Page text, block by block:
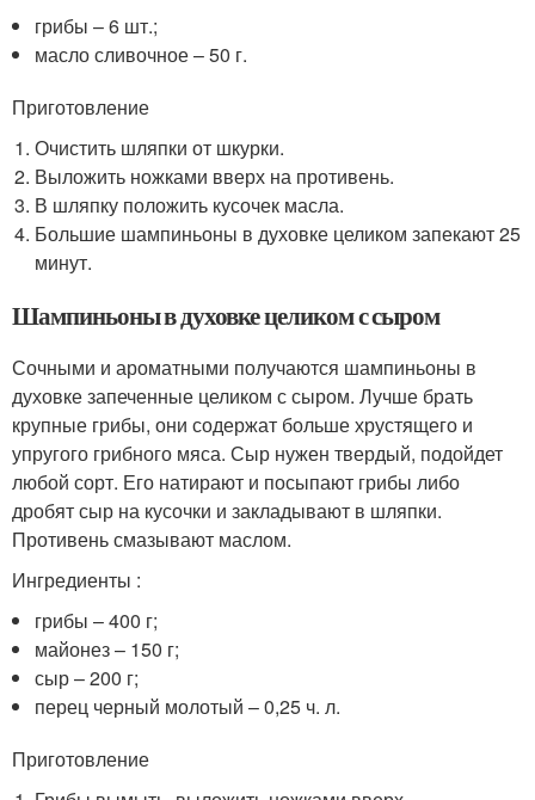
грибы – 6 шт.;
масло сливочное – 50 г.
Приготовление
Очистить шляпки от шкурки.
Выложить ножками вверх на противень.
В шляпку положить кусочек масла.
Большие шампиньоны в духовке целиком запекают 25
минут.
Шампиньоны в духовке целиком с сыром
Сочными и ароматными получаются шампиньоны в
духовке запеченные целиком с сыром. Лучше брать
крупные грибы, они содержат больше хрустящего и
упругого грибного мяса. Сыр нужен твердый, подойдет
любой сорт. Его натирают и посыпают грибы либо
дробят сыр на кусочки и закладывают в шляпки.
Противень смазывают маслом.
Ингредиенты :
грибы – 400 г;
майонез – 150 г;
сыр – 200 г;
перец черный молотый – 0,25 ч. л.
Приготовление